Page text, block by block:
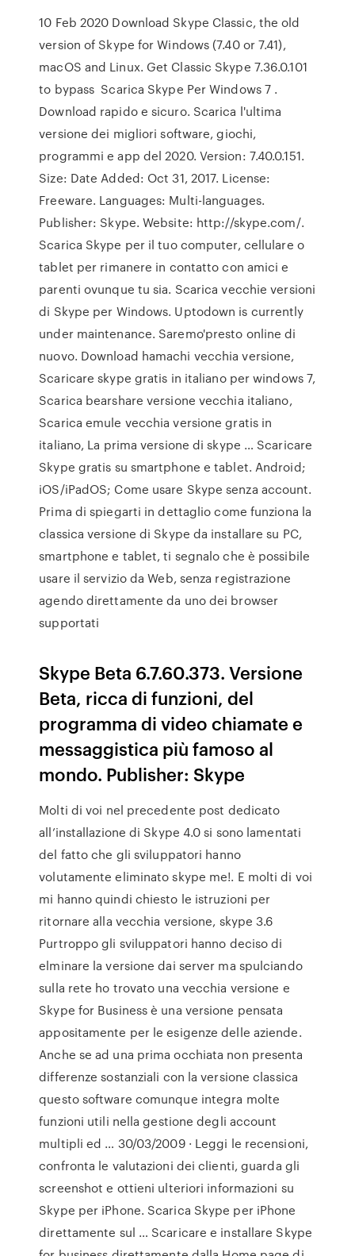
10 Feb 2020 Download Skype Classic, the old
version of Skype for Windows (7.40 or 7.41),
macOS and Linux. Get Classic Skype 7.36.0.101
to bypass Scarica Skype Per Windows 7 .
Download rapido e sicuro. Scarica l'ultima
versione dei migliori software, giochi,
programmi e app del 2020. Version: 7.40.0.151.
Size: Date Added: Oct 31, 2017. License:
Freeware. Languages: Multi-languages.
Publisher: Skype. Website: http://skype.com/.
Scarica Skype per il tuo computer, cellulare o
tablet per rimanere in contatto con amici e
parenti ovunque tu sia. Scarica vecchie versioni
di Skype per Windows. Uptodown is currently
under maintenance. Saremo'presto online di
nuovo. Download hamachi vecchia versione,
Scaricare skype gratis in italiano per windows 7,
Scarica bearshare versione vecchia italiano,
Scarica emule vecchia versione gratis in
italiano, La prima versione di skype … Scaricare
Skype gratis su smartphone e tablet. Android;
iOS/iPadOS; Come usare Skype senza account.
Prima di spiegarti in dettaglio come funziona la
classica versione di Skype da installare su PC,
smartphone e tablet, ti segnalo che è possibile
usare il servizio da Web, senza registrazione
agendo direttamente da uno dei browser
supportati
Skype Beta 6.7.60.373. Versione
Beta, ricca di funzioni, del
programma di video chiamate e
messaggistica più famoso al
mondo. Publisher: Skype
Molti di voi nel precedente post dedicato
all’installazione di Skype 4.0 si sono lamentati
del fatto che gli sviluppatori hanno
volutamente eliminato skype me!. E molti di voi
mi hanno quindi chiesto le istruzioni per
ritornare alla vecchia versione, skype 3.6
Purtroppo gli sviluppatori hanno deciso di
elminare la versione dai server ma spulciando
sulla rete ho trovato una vecchia versione e
Skype for Business è una versione pensata
appositamente per le esigenze delle aziende.
Anche se ad una prima occhiata non presenta
differenze sostanziali con la versione classica
questo software comunque integra molte
funzioni utili nella gestione degli account
multipli ed … 30/03/2009 · ‎Leggi le recensioni,
confronta le valutazioni dei clienti, guarda gli
screenshot e ottieni ulteriori informazioni su
Skype per iPhone. Scarica Skype per iPhone
direttamente sul … Scaricare e installare Skype